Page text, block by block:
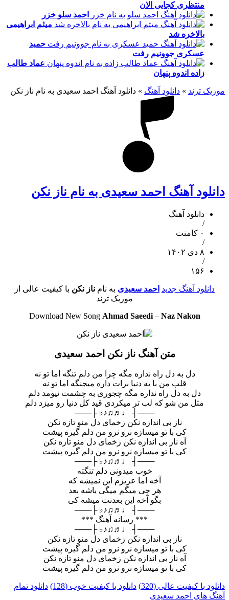
منتظریکجایی الان
احمد سلو خزر
میثم ابراهیمی
بالاخره شد
حمید
عسکری جوونیم رفت
عماد طالب
زاده اندوه پنهان
موزیک ترند » دانلود آهنگ » دانلود آهنگ احمد سعیدی به نام ناز نکن
دانلود آهنگ احمد سعیدی به نام ناز نکن
دانلود آهنگ
/
۰ کامنت
/
۸ دی ۱۴۰۲
/
۱۵۶
دانلود آهنگ جدید احمد سعیدی به نام ناز نکن با کیفیت عالی از
موزیک ترند
Download New Song Ahmad Saeedi– Naz Nakon
متن آهنگ ناز نکن احمد سعیدی
دل به دل راه نداره مگه چرا من دلم تنگه اما تو نه
قلب من با یه دنیا برات داره میجنگه اما تو نه
دل به دل راه نداره مگه چجوری به چشمت نیومد دلم
مثل من شو که لب تر میکردی قید کل دنیا رو میزد دلم
───┤ ♩♬♫♪♭ ├───
ناز بی اندازه نکن زخمای دل منو تازه نکن
کی با تو میسازه نرو نرو من دلم گیره پیشت
آه ناز بی اندازه نکن زخمای دل منو تازه نکن
کی با تو میسازه نرو نرو من دلم گیره پیشت
───┤ ♩♬♫♪♭ ├───
خوب میدونی دلم تنگته
آخه اما عزیزم این نمیشه که
هر چی میگم میگی باشه بعد
بگو آخه این بعدنت میشه کی
───┤ ♩♬♫♪♭ ├───
*** رسانه آهنگ ***
───┤ ♩♬♫♪♭ ├───
ناز بی اندازه نکن زخمای دل منو تازه نکن
کی با تو میسازه نرو نرو من دلم گیره پیشت
آه ناز بی اندازه نکن زخمای دل منو تازه نکن
کی با تو میسازه نرو نرو من دلم گیره پیشت
دانلود با کیفیت عالی (320) دانلود با کیفیت خوب (128)
دانلود تمام
آهنگ های احمد سعیدی